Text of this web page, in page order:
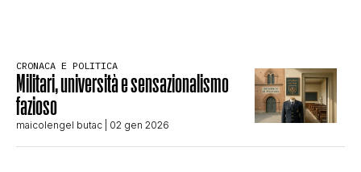
SCIENZA E TECNOLOGIA
SALUTE E MEDICINA
CRONACA E POLITICA
Militari, università e sensazionalismo
fazioso
maicolengel butac | 02 gen 2026